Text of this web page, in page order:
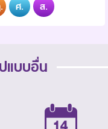
ศ. ส.
แบบอื่น